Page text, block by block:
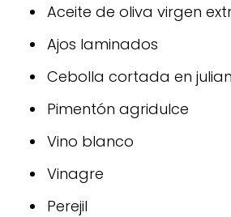
Aceite de oliva virgen
Ajos laminados
Cebolla cortada en
Pimentón agridulce
Vino blanco
Vinagre
Perejil